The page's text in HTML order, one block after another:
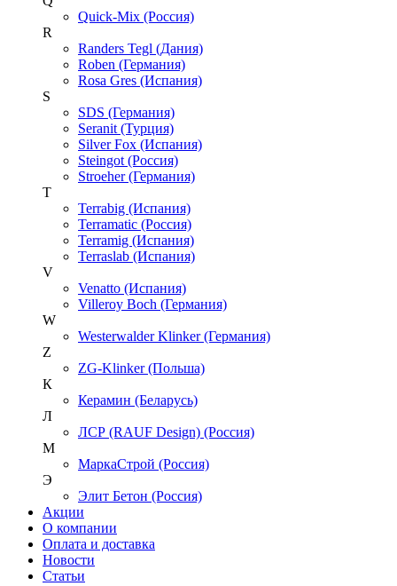
Quick-Mix (Россия)
R
Randers Tegl (Дания)
Roben (Германия)
Rosa Gres (Испания)
S
SDS (Германия)
Seranit (Турция)
Silver Fox (Испания)
Steingot (Россия)
Stroeher (Германия)
T
Terrabig (Испания)
Terramatic (Россия)
Terramig (Испания)
Terraslab (Испания)
V
Venatto (Испания)
Villeroy Boch (Германия)
W
Westerwalder Klinker (Германия)
Z
ZG-Klinker (Польша)
К
Керамин (Беларусь)
Л
ЛСР (RAUF Design) (Россия)
М
МаркаСтрой (Россия)
Э
Элит Бетон (Россия)
Акции
О компании
Оплата и доставка
Новости
Статьи